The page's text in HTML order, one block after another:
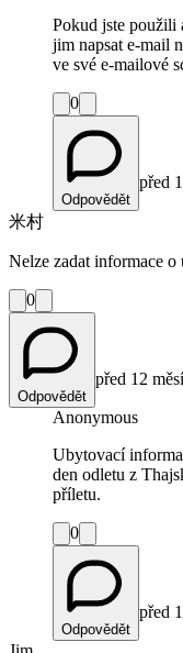
Pokud jste použili
jim napsat e-mail
ve své e-mailové
0
Odpovědět
před
米村
Nelze zadat informace o
0
Odpovědět
před 12
Anonymous
Ubytovací
den odletu z
příletu.
0
Odpovědět
před